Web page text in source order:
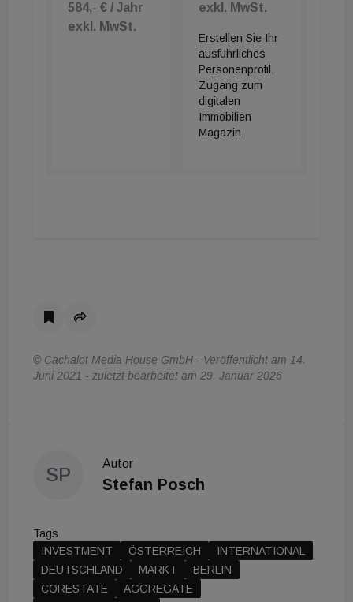
584,- € / Jahr
exkl. MwSt.
exkl. MwSt.
Erstellen Sie Ihr
ausführliches
Personenprofil,
Zugang zum
digitalen
Immobilien
Magazin
© Cachalot Media House GmbH - Veröffentlicht am 14.
Juni 2021 - zuletzt bearbeitet am 29. Januar 2026
SP
Autor
Stefan Posch
Tags
INVESTMENT
ÖSTERREICH
INTERNATIONAL
DEUTSCHLAND
MARKT
BERLIN
CORESTATE
AGGREGATE